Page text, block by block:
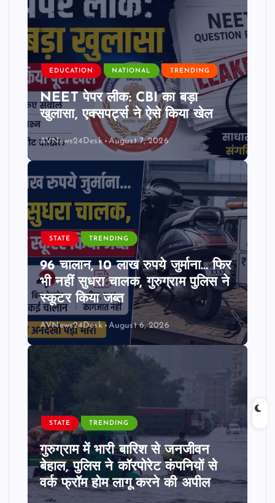
EDUCATION NATIONAL TRENDING
NEET पेपर लीक: CBI का बड़ा
खुलासा, एक्सपर्ट्स ने ऐसे किया खेल
AVNews24Desk August 7, 2026
STATE TRENDING
96 चालान, 10 लाख रुपये जुर्माना… फिर
भी नहीं सुधरा चालक, गुरुग्राम पुलिस ने
स्कूटर किया जब्त
AVNews24Desk August 6, 2026
STATE TRENDING
गुरुग्राम में भारी बारिश से जनजीवन
बेहाल, पुलिस ने कॉरपोरेट कंपनियों से
वर्क फ्रॉम होम लागू करने की अपील